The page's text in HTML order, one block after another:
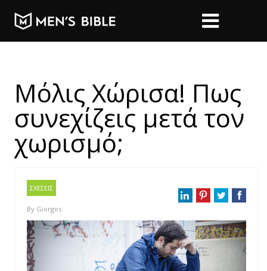
Μόλις Χώρισα! Πως
συνεχίζεις μετά τον
χωρισμό;
ΣΧΕΣΕΙΣ
By Giorgos